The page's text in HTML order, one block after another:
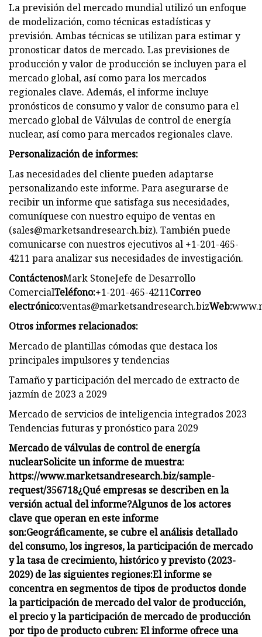
La previsión del mercado mundial utilizó un enfoque
de modelización, como técnicas estadísticas y
previsión. Ambas técnicas se utilizan para estimar y
pronosticar datos de mercado. Las previsiones de
producción y valor de producción se incluyen para el
mercado global, así como para los mercados
regionales clave. Además, el informe incluye
pronósticos de consumo y valor de consumo para el
mercado global de Válvulas de control de energía
nuclear, así como para mercados regionales clave.
Personalización de informes:
Las necesidades del cliente pueden adaptarse
personalizando este informe. Para asegurarse de
recibir un informe que satisfaga sus necesidades,
comuníquese con nuestro equipo de ventas en
(sales@marketsandresearch.biz). También puede
comunicarse con nuestros ejecutivos al +1-201-465-
4211 para analizar sus necesidades de investigación.
ContáctenosMark StoneJefe de Desarrollo
ComercialTeléfono:+1-201-465-4211Correo
electrónico:ventas@marketsandresearch.bizWeb:
Otros informes relacionados:
Mercado de plantillas cómodas que destaca los
principales impulsores y tendencias
Tamaño y participación del mercado de extracto de
jazmín de 2023 a 2029
Mercado de servicios de inteligencia integrados 2023
Tendencias futuras y pronóstico para 2029
Mercado de válvulas de control de energía
nuclearSolicite un informe de muestra:
https://www.marketsandresearch.biz/sample-
request/356718¿Qué empresas se describen en la
versión actual del informe?Algunos de los actores
clave que operan en este informe
son:Geográficamente, se cubre el análisis detallado
del consumo, los ingresos, la participación de mercado
y la tasa de crecimiento, histórico y previsto (2023-
2029) de las siguientes regiones:El informe se
concentra en segmentos de tipos de productos donde
la participación de mercado del valor de producción,
el precio y la participación de mercado de producción
por tipo de producto cubren:El informe ofrece una